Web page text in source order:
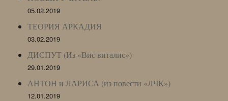
05.02.2019
ТЕОРИЯ АРКАДИЯ
03.02.2019
ДИСПУТ (Из «Вис виталис»)
29.01.2019
АНТОН и ЛАРИСА (из повести «ЛЧК»)
12.01.2019